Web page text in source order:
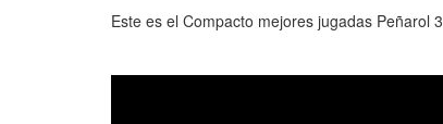
Este es el Compacto mejores jugadas Peñarol